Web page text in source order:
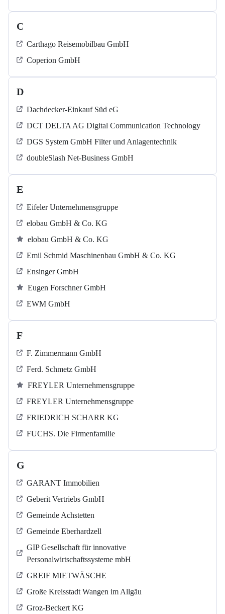
C
Carthago Reisemobilbau GmbH
Coperion GmbH
D
Dachdecker-Einkauf Süd eG
DCT DELTA AG Digital Communication Technology
DGS System GmbH Filter und Anlagentechnik
doubleSlash Net-Business GmbH
E
Eifeler Unternehmensgruppe
elobau GmbH & Co. KG
elobau GmbH & Co. KG
Emil Schmid Maschinenbau GmbH & Co. KG
Ensinger GmbH
Eugen Forschner GmbH
EWM GmbH
F
F. Zimmermann GmbH
Ferd. Schmetz GmbH
FREYLER Unternehmensgruppe
FREYLER Unternehmensgruppe
FRIEDRICH SCHARR KG
FUCHS. Die Firmenfamilie
G
GARANT Immobilien
Geberit Vertriebs GmbH
Gemeinde Achstetten
Gemeinde Eberhardzell
GIP Gesellschaft für innovative
Personalwirtschaftssysteme mbH
GREIF MIETWÄSCHE
Große Kreisstadt Wangen im Allgäu
Groz-Beckert KG